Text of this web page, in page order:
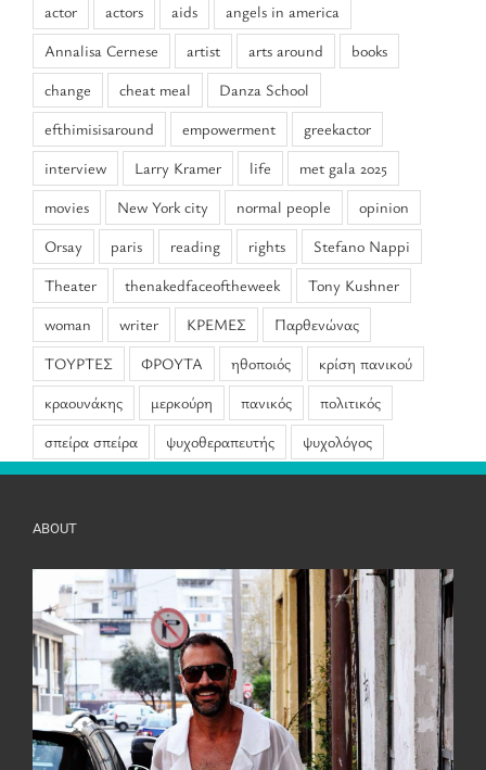
actor actors aids
angels in america
Annalisa Cernese
artist arts around
books
change
cheat meal
Danza School
efthimisisaround
empowerment
greekactor
interview
Larry Kramer life
met gala 2025
movies
New York city normal people
opinion
Orsay
paris reading rights
Stefano Nappi
Theater
thenakedfaceoftheweek
Tony Kushner
woman
writer ΚΡΕΜΕΣ
Παρθενώνας
ΤΟΥΡΤΕΣ
ΦΡΟΥΤΑ ηθοποιός
κρίση πανικού
κραουνάκης
μερκούρη πανικός
πολιτικός
σπείρα σπείρα
ψυχοθεραπευτής ψυχολόγος
ABOUT